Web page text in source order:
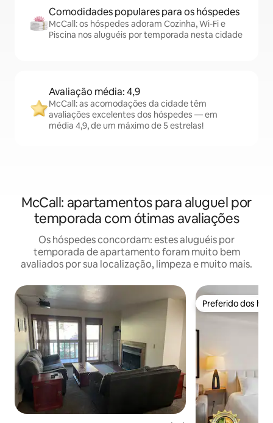
Comodidades populares para os hóspedes
McCall: os hóspedes adoram Cozinha, Wi-Fi e
Piscina nos aluguéis por temporada nesta cidade
Avaliação média: 4,9
McCall: as acomodações da cidade têm
avaliações excelentes dos hóspedes — em
média 4,9, de um máximo de 5 estrelas!
McCall: apartamentos para aluguel por
temporada com ótimas avaliações
Os hóspedes concordam: estes aluguéis por
temporada de apartamento foram muito bem
avaliados por sua localização, limpeza e muito mais.
Preferido dos
Preferido dos